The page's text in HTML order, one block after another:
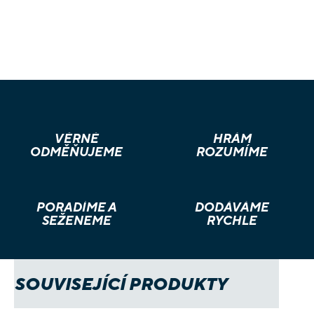
VĚRNÉ
ODMĚŇUJEME
HRÁM
ROZUMÍME
PORADÍME A
SEŽENEME
DODÁVÁME
RYCHLE
SOUVISEJÍCÍ PRODUKTY